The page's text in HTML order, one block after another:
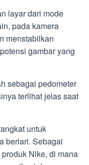
layar dari mode
pada kamera
menstabilkan
gambar yang
sebagai pedometer
terlihat jelas saat
untuk
berlari. Sebagai
Nike, di mana